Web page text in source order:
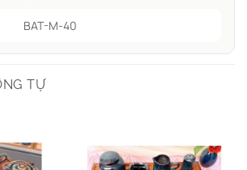
BAT-M-40
TỰ